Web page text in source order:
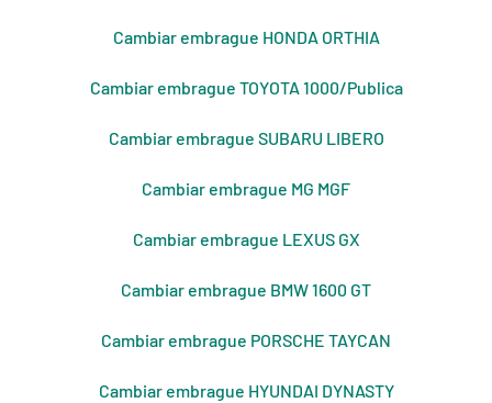
Cambiar embrague HONDA ORTHIA
Cambiar embrague TOYOTA 1000/Publica
Cambiar embrague SUBARU LIBERO
Cambiar embrague MG MGF
Cambiar embrague LEXUS GX
Cambiar embrague BMW 1600 GT
Cambiar embrague PORSCHE TAYCAN
Cambiar embrague HYUNDAI DYNASTY